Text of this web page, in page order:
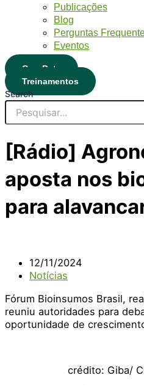
Publicações
Blog
Perguntas
Eventos
CropData
Treinamentos
Search
[Rádio]
aposta nos
para
12/11/2024
Notícias
Fórum Bioinsumos Brasil,
reuniu autoridades para
oportunidade de
crédito: Giba/